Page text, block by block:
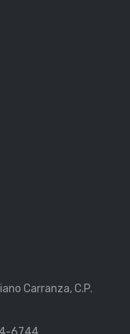
Carranza, C.P.